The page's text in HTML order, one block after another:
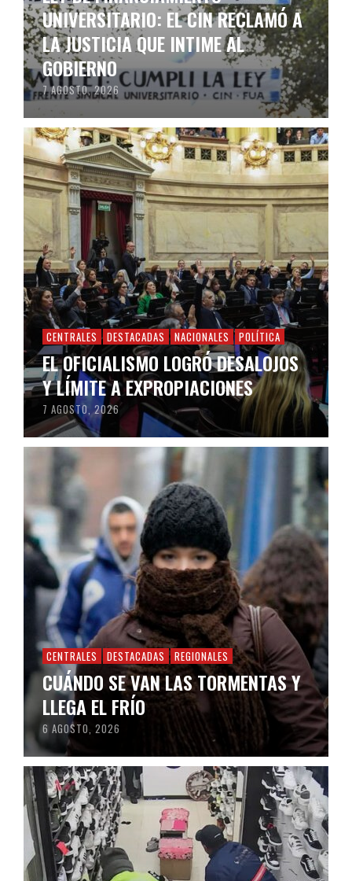
UNIVERSITARIO: EL CIN RECLAMÓ A
LA JUSTICIA QUE INTIME AL
GOBIERNO
7 AGOSTO, 2026
CENTRALES DESTACADAS NACIONALES POLÍTICA
EL OFICIALISMO LOGRÓ DESALOJOS
Y LÍMITE A EXPROPIACIONES
7 AGOSTO, 2026
CENTRALES DESTACADAS REGIONALES
CUÁNDO SE VAN LAS TORMENTAS Y
LLEGA EL FRÍO
6 AGOSTO, 2026